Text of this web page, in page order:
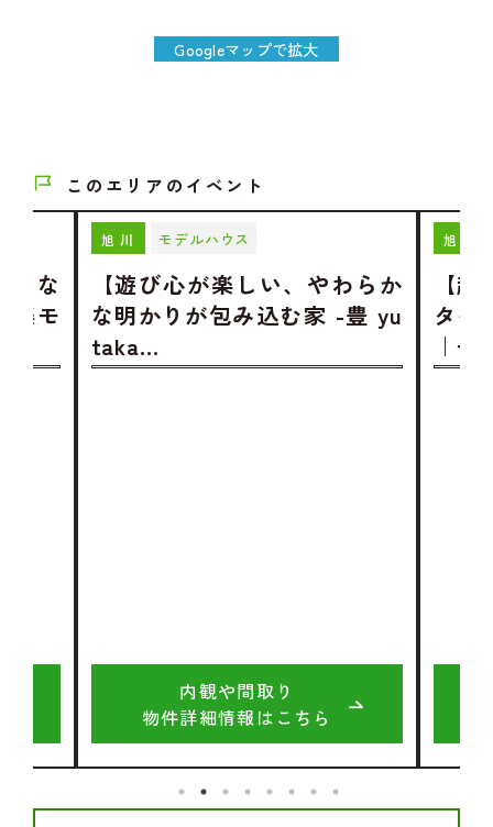
Googleマップで拡大
このエリアのイベント
うな
楽モ
旭川 モデルハウス
【遊び心が楽しい、やわらか
な明かりが包み込む家 -豊 yu
taka…
内観や間取り
物件詳細情報はこちら
旭川
【
タイ
｜